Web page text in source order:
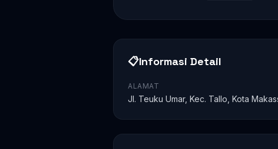
📋Informasi Detail
ALAMAT
Jl. Teuku Umar, Kec. Tallo, Kota